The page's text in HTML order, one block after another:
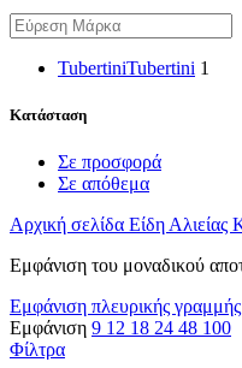
TubertiniTubertini 1
Κατάσταση
Σε προσφορά
Σε απόθεμα
Αρχική σελίδα Είδη Αλιείας
Εμφάνιση του μοναδικού
Εμφάνιση πλευρικής γραμμής
Εμφάνιση 9 12 18 24 48 100
Φίλτρα